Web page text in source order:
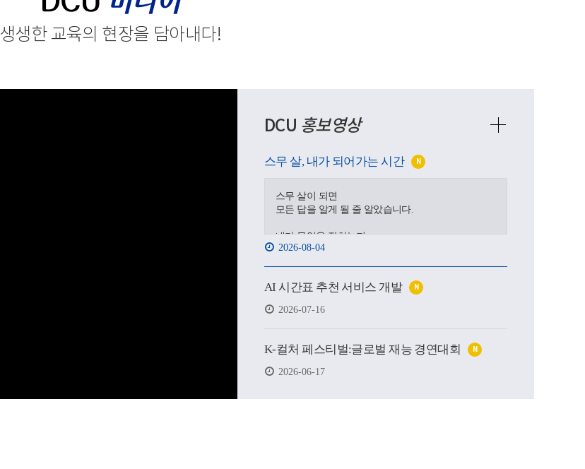
생생한 교육의 현장을 담아내다!
DCU 홍보영상
스무 살, 내가 되어가는 시간 N
스무 살이 되면
모든 답을 알게 될 줄 알았습니다.
내가 무엇을 잘하는지,
어디로 가야 하는지,
하지만 처음 마주한 강의실도,
처음 건넨 인사도,
그래도 괜찮습니다.
시작은 원래 조금 흔들리는 마음에서 태어나고,
2026-08-04
AI 시간표 추천 서비스 개발 N
2026-07-16
K-컬처 페스티벌:글로벌 재능 경연대회 N
2026-06-17